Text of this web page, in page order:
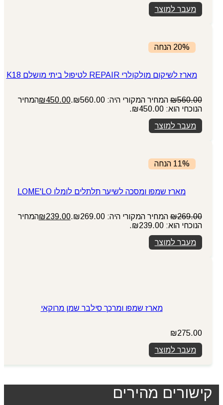
מעבר למוצר
20% הנחה
מארז לשיקום מולקולרי REPAIR לטיפול ביתי מושלם K18
₪560.00 המחיר המקורי היה: ₪560.00. ₪450.00
המחיר
הנוכחי הוא: ₪450.00.
מעבר למוצר
11% הנחה
מארז שמפו ומסכה לשיער תלתלים לומלו LOME'LO
₪269.00 המחיר המקורי היה: ₪269.00. ₪239.00
המחיר
הנוכחי הוא: ₪239.00.
מעבר למוצר
מארז שמפו ומרכך סילבר שמן מרוקאי
₪275.00
מעבר למוצר
קישורים מהירים